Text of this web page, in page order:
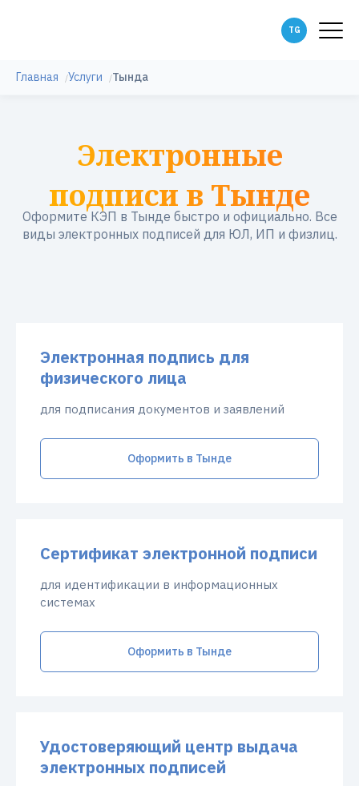
Главная Услуги Тында
Электронные
подписи в Тынде
Оформите КЭП в Тынде быстро и официально. Все
виды электронных подписей для ЮЛ, ИП и физлиц.
Электронная подпись для
физического лица
для подписания документов и заявлений
Оформить в Тынде
Сертификат электронной подписи
для идентификации в информационных
системах
Оформить в Тынде
Удостоверяющий центр выдача
электронных подписей